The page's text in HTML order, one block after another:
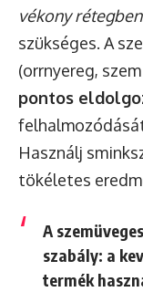
vékony rétegben
szükséges. A
(orrnyereg,
pontos
Használj
tökéletes
A
szabály: a
termék